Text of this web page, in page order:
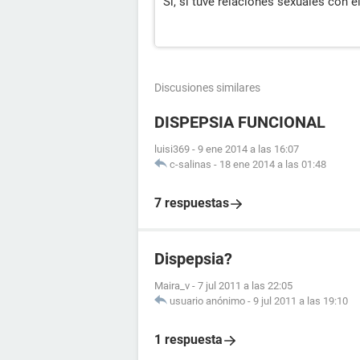
Discusiones similares
DISPEPSIA FUNCIONAL
luisi369 - 9 ene 2014 a las 16:07
c-salinas - 18 ene 2014 a las 01:48
7 respuestas
Dispepsia?
Maira_v - 7 jul 2011 a las 22:05
usuario anónimo - 9 jul 2011 a las 19:10
1 respuesta